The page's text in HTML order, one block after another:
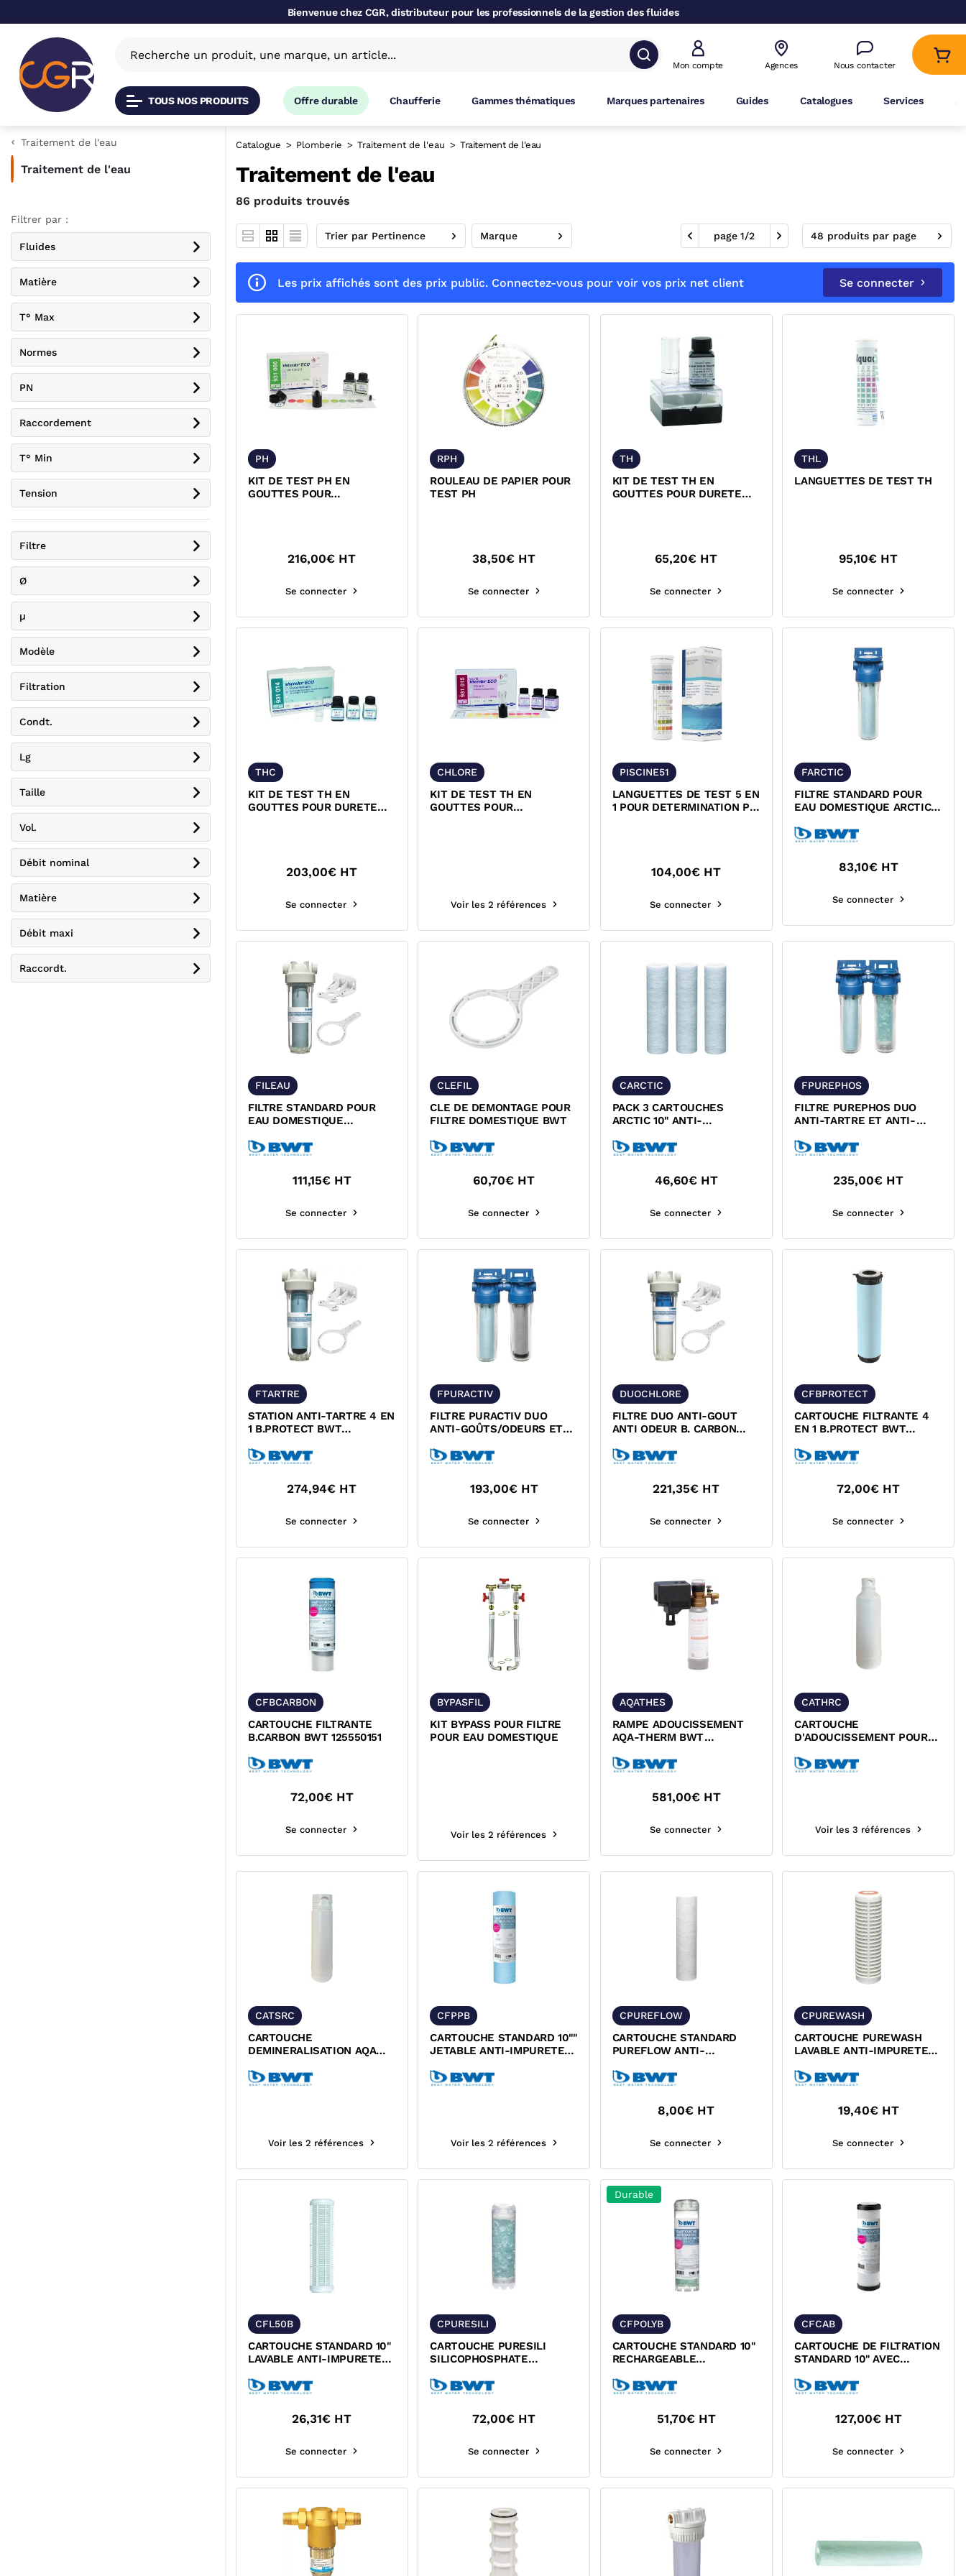
Bienvenue chez CGR, distributeur pour les professionnels de la gestion des fluides
Mon compte Agences Nous contacter
TOUS NOS PRODUITS Offre durable Chaufferie Gammes thématiques Marques partenaires Guides Catalogues Services
Catalogue Plomberie Traitement de l'eau Traitement de l'eau
Traitement de l'eau
86 produits trouvés
Trier par Pertinence Marque page 1/2 48 produits par page
Traitement de l'eau
Traitement de l'eau
Filtrer par :
Fluides
Matière
T° Max
Normes
PN
Raccordement
T° Min
Tension
Filtre
Ø
µ
Modèle
Filtration
Condt.
Lg
Taille
Vol.
Débit nominal
Matière
Débit maxi
Raccordt.
Les prix affichés sont des prix public. Connectez-vous pour voir vos prix net client Se connecter
PH
KIT DE TEST PH EN
GOUTTES POUR
216,00€ HT
Se connecter
RPH
ROULEAU DE PAPIER POUR
TEST PH
38,50€ HT
Se connecter
TH
KIT DE TEST TH EN
GOUTTES POUR DURETE
65,20€ HT
Se connecter
THL
LANGUETTES DE TEST TH
95,10€ HT
Se connecter
THC
KIT DE TEST TH EN
GOUTTES POUR DURETE
203,00€ HT
Se connecter
CHLORE
KIT DE TEST TH EN
GOUTTES POUR
Voir les 2 références
PISCINE51
LANGUETTES DE TEST 5 EN
1 POUR DETERMINATION PH
104,00€ HT
Se connecter
FARCTIC
FILTRE STANDARD POUR
EAU DOMESTIQUE ARCTIC
83,10€ HT
Se connecter
FILEAU
FILTRE STANDARD POUR
EAU DOMESTIQUE
111,15€ HT
Se connecter
CLEFIL
CLE DE DEMONTAGE POUR
FILTRE DOMESTIQUE BWT
60,70€ HT
Se connecter
CARCTIC
PACK 3 CARTOUCHES
ARCTIC 10" ANTI-
46,60€ HT
Se connecter
FPUREPHOS
FILTRE PUREPHOS DUO
ANTI-TARTRE ET ANTI-
235,00€ HT
Se connecter
FTARTRE
STATION ANTI-TARTRE 4 EN
1 B.PROTECT BWT
274,94€ HT
Se connecter
FPURACTIV
FILTRE PURACTIV DUO
ANTI-GOÛTS/ODEURS ET
125683695
193,00€ HT
Se connecter
DUOCHLORE
FILTRE DUO ANTI-GOUT
ANTI ODEUR B. CARBON
221,35€ HT
Se connecter
CFBPROTECT
CARTOUCHE FILTRANTE 4
EN 1 B.PROTECT BWT
72,00€ HT
Se connecter
CFBCARBON
CARTOUCHE FILTRANTE
B.CARBON BWT 125550151
72,00€ HT
Se connecter
BYPASFIL
KIT BYPASS POUR FILTRE
POUR EAU DOMESTIQUE
Voir les 2 références
AQATHES
RAMPE ADOUCISSEMENT
AQA-THERM BWT
581,00€ HT
Se connecter
CATHRC
CARTOUCHE
D'ADOUCISSEMENT POUR
BWT
Voir les 3 références
CATSRC
CARTOUCHE
DEMINERALISATION AQA
P125564448
Voir les 2 références
CFPPB
CARTOUCHE STANDARD 10""
JETABLE ANTI-IMPURETES
Voir les 2 références
CPUREFLOW
CARTOUCHE STANDARD
PUREFLOW ANTI-
8,00€ HT
Se connecter
CPUREWASH
CARTOUCHE PUREWASH
LAVABLE ANTI-IMPURETES
19,40€ HT
Se connecter
CFL50B
CARTOUCHE STANDARD 10"
LAVABLE ANTI-IMPURETES
26,31€ HT
Se connecter
CPURESILI
CARTOUCHE PURESILI
SILICOPHOSPHATE
BWT 125686140
72,00€ HT
Se connecter
Durable
CFPOLYB
CARTOUCHE STANDARD 10"
RECHARGEABLE
TARTRE BWT
51,70€ HT
Se connecter
CFCAB
CARTOUCHE DE FILTRATION
STANDARD 10" AVEC
127,00€ HT
Se connecter